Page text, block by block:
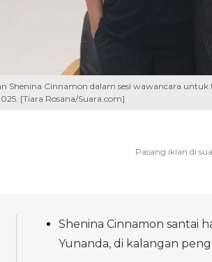
Shenina Cinnamon dalam sesi wawancara
[Tiara Rosana/Suara.com]
Shenina Cinnamon santai
Yunanda, di kalangan